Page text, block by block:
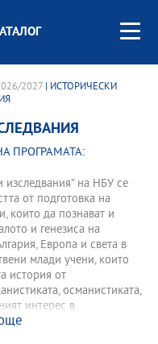
2027| ИСТОРИЧЕСКИ
ПРОГРАМАТА:
изследвания” на НБУ се
от подготовка на
които да познават и
и генезиса на
Европа и света в
млади учени, които
история от
османистиката,
интерес в
към Източна Европа и